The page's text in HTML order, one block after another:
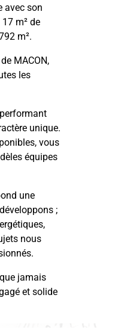
avec son
m² de
m².
MACON,
les
unique.
vous
équipes
une
;
nous
jamais
et solide